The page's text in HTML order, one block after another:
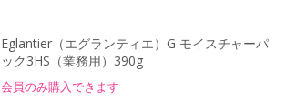
Eglantier（エグランティエ）G モイスチャーパ
ック3HS（業務用）390g
会員のみ購入できます